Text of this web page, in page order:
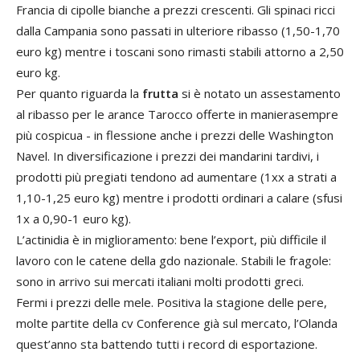
Francia di cipolle bianche a prezzi crescenti. Gli spinaci ricci
dalla Campania sono passati in ulteriore ribasso (1,50-1,70
euro kg) mentre i toscani sono rimasti stabili attorno a 2,50
euro kg.
Per quanto riguarda la frutta si è notato un assestamento
al ribasso per le arance Tarocco offerte in manierasempre
più cospicua - in flessione anche i prezzi delle Washington
Navel. In diversificazione i prezzi dei mandarini tardivi, i
prodotti più pregiati tendono ad aumentare (1xx a strati a
1,10-1,25 euro kg) mentre i prodotti ordinari a calare (sfusi
1x a 0,90-1 euro kg).
L’actinidia è in miglioramento: bene l’export, più difficile il
lavoro con le catene della gdo nazionale. Stabili le fragole:
sono in arrivo sui mercati italiani molti prodotti greci.
Fermi i prezzi delle mele. Positiva la stagione delle pere,
molte partite della cv Conference già sul mercato, l’Olanda
quest’anno sta battendo tutti i record di esportazione.